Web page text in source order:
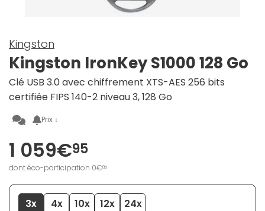
Kingston
Kingston IronKey S1000 128 Go
Clé USB 3.0 avec chiffrement XTS-AES 256 bits
certifiée FIPS 140-2 niveau 3, 128 Go
Prix ↓
1 059€95
dont éco-participation 0€05
3x 4x 10x 12x
24x